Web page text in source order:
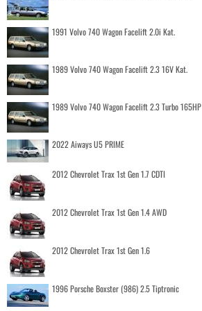
1991 Volvo 740 Wagon Facelift 2.0i Kat.
1989 Volvo 740 Wagon Facelift 2.3 16V Kat.
1989 Volvo 740 Wagon Facelift 2.3 Turbo 165HP
2022 Aiways U5 PRIME
2012 Chevrolet Trax 1st Gen 1.7 CDTI
2012 Chevrolet Trax 1st Gen 1.4 AWD
2012 Chevrolet Trax 1st Gen 1.6
1996 Porsche Boxster (986) 2.5 Tiptronic